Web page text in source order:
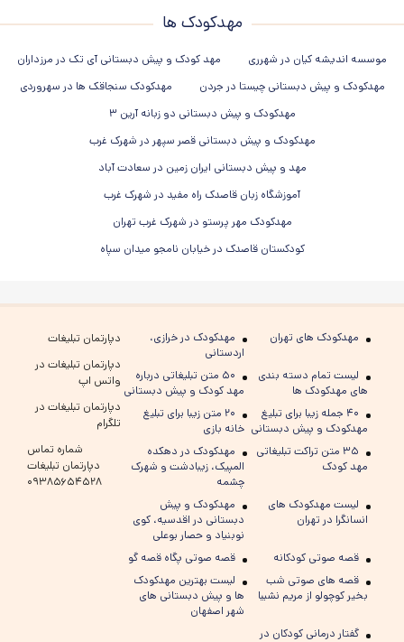
مهدکودک ها
موسسه اندیشه کیان در شهرری
مهد کودک و پیش دبستانی آی تک در مرزداران
مهدکودک و پیش دبستانی چیستا در جردن
مهدکودک سنجاقک ها در سهروردی
مهدکودک و پیش دبستانی دو زبانه آرین ۳
مهدکودک و پیش دبستانی قصر سپهر در شهرک غرب
مهد و پیش دبستانی ایران زمین در سعادت آباد
آموزشگاه زبان قاصدک راه مفید در شهرک غرب
مهدکودک مهر پرستو در شهرک غرب تهران
کودکستان قاصدک در خیابان نامجو میدان سپاه
مهدکودک های تهران
مهدکودک در خرازی،
اردستانی
لیست تمام دسته بندی
های مهدکودک ها
۵۰ متن تبلیغاتی درباره
مهد کودک و پیش دبستانی
۴۰ جمله زیبا برای تبلیغ
مهدکودک و پیش دبستانی
۲۰ متن زیبا برای تبلیغ
خانه بازی
۳۵ متن تراکت تبلیغاتی
مهد کودک
مهدکودک در دهکده
المپیک، زیبادشت و شهرک
چشمه
لیست مهدکودک های
انسانگرا در تهران
مهدکودک و پیش
دبستانی در اقدسیه، کوی
نوبنیاد و حصار بوعلی
قصه صوتی کودکانه
قصه صوتی پگاه قصه گو
قصه های صوتی شب
بخیر کوچولو از مریم نشیبا
لیست بهترین مهدکودک
ها و پیش دبستانی های
شهر اصفهان
گفتار درمانی کودکان در
دپارتمان تبلیغات
دپارتمان تبلیغات در
واتس اپ
دپارتمان تبلیغات در
تلگرام
شماره تماس
دپارتمان تبلیغات
۰۹۳۸۵۶۵۴۵۲۸